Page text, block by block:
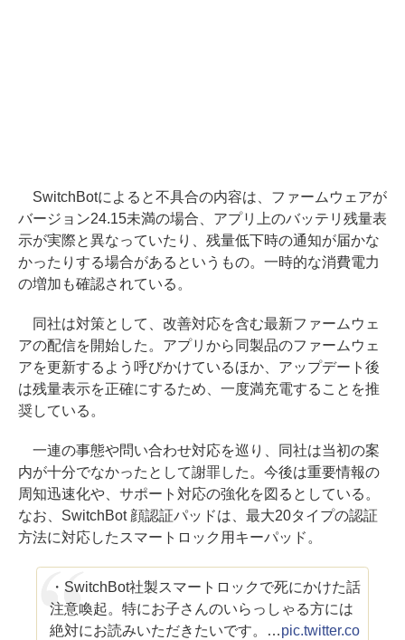
SwitchBotによると不具合の内容は、ファームウェアが
バージョン24.15未満の場合、アプリ上のバッテリ残量表
示が実際と異なっていたり、残量低下時の通知が届かな
かったりする場合があるというもの。一時的な消費電力
の増加も確認されている。
同社は対策として、改善対応を含む最新ファームウェ
アの配信を開始した。アプリから同製品のファームウェ
アを更新するよう呼びかけているほか、アップデート後
は残量表示を正確にするため、一度満充電することを推
奨している。
一連の事態や問い合わせ対応を巡り、同社は当初の案
内が十分でなかったとして謝罪した。今後は重要情報の
周知迅速化や、サポート対応の強化を図るとしている。
なお、SwitchBot 顔認証パッドは、最大20タイプの認証
方法に対応したスマートロック用キーパッド。
・SwitchBot社製スマートロックで死にかけた話
注意喚起。特にお子さんのいらっしゃる方には
絶対にお読みいただきたいです。…pic.twitter.co